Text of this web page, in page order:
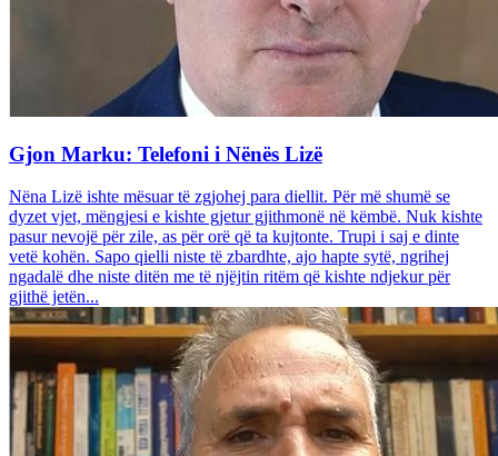
Gjon Marku: Telefoni i Nënës Lizë
Nëna Lizë ishte mësuar të zgjohej para diellit. Për më shumë se
dyzet vjet, mëngjesi e kishte gjetur gjithmonë në këmbë. Nuk kishte
pasur nevojë për zile, as për orë që ta kujtonte. Trupi i saj e dinte
vetë kohën. Sapo qielli niste të zbardhte, ajo hapte sytë, ngrihej
ngadalë dhe niste ditën me të njëjtin ritëm që kishte ndjekur për
gjithë jetën...